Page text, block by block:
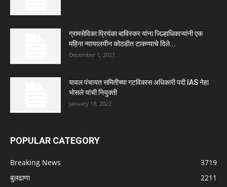
ग्रामसेविका प्रियंका बाविस्कर यांना जिल्हाधिकाऱ्यांनी एक
महिना न्यायालयीन कोठडीत टाकण्याचे दिले...
December 1, 2021
यावल पंचायत समितीच्या गटविकास अधिकारी पदी IAS नेहा
भोसले यांची नियुक्ती
January 18, 2022
POPULAR CATEGORY
Breaking News
3719
बुलढाणा
2211